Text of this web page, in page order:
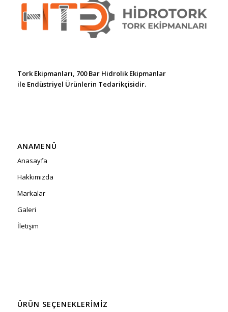
Tork Ekipmanları, 700 Bar Hidrolik Ekipmanlar
ile Endüstriyel Ürünlerin Tedarikçisidir.
ANAMENÜ
Anasayfa
Hakkımızda
Markalar
Galeri
İletişim
ÜRÜN SEÇENEKLERIMIZ